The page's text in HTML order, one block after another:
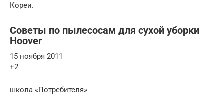
Кореи.
Советы по пылесосам для сухой уборки
Hoover
15 ноября 2011
+2
школа «Потребителя»